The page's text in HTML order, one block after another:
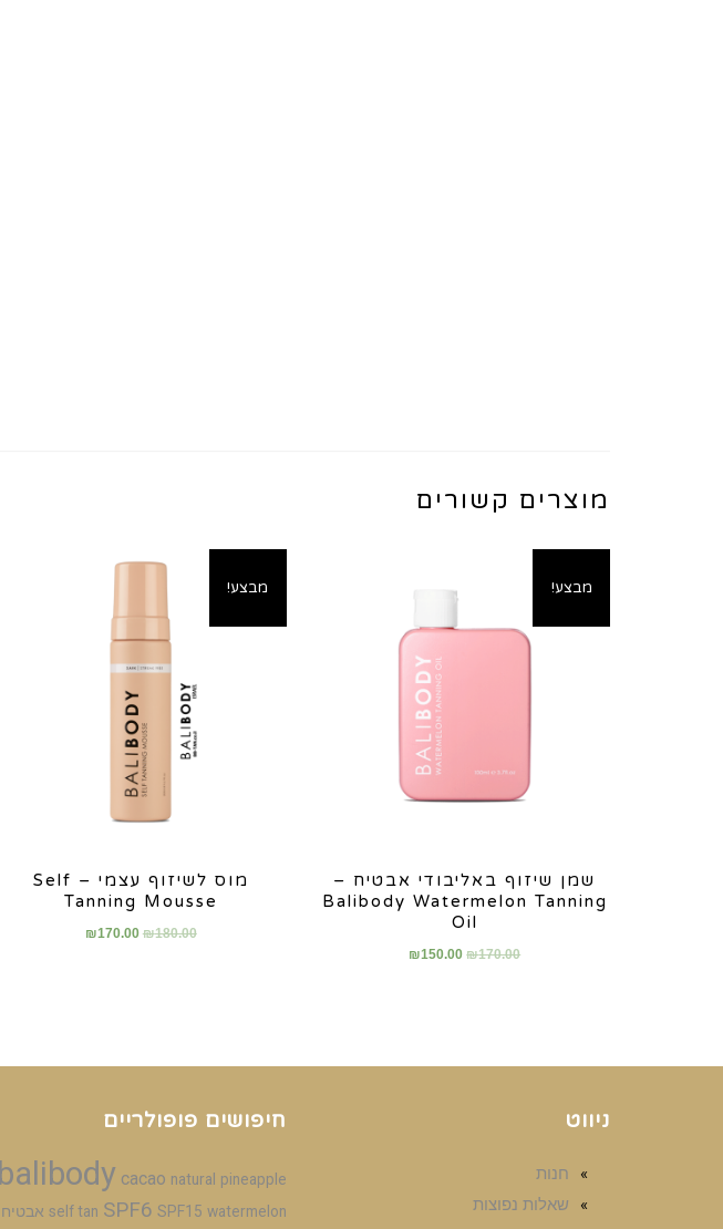
מוצרים קשורים
מבצע!
שמן שיזוף באליבודי אבטיח –
Balibody Watermelon Tanning
Oil
₪170.00
₪150.00
מבצע!
מוס לשיזוף עצמי – Self
Tanning Mousse
₪180.00
₪170.00
ניווט
חנות
שאלות נפוצות
חיפושים פופולריים
balibody cacao natural pineapple
self tan SPF6 SPF15 watermelon אבטיח